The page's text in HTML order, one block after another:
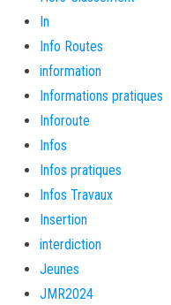
In
Info Routes
information
Informations pratiques
Inforoute
Infos
Infos pratiques
Infos Travaux
Insertion
interdiction
Jeunes
JMR2024